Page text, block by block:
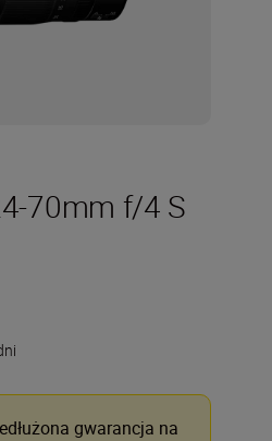
70mm f/4 S
gwarancja na